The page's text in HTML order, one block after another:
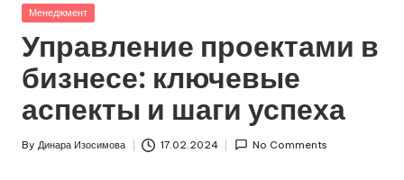
Posted
Менеджмент
Управление проектами в
бизнесе: ключевые
аспекты и шаги успеха
Posted
By Динара Изосимова 17.02.2024 No Comments